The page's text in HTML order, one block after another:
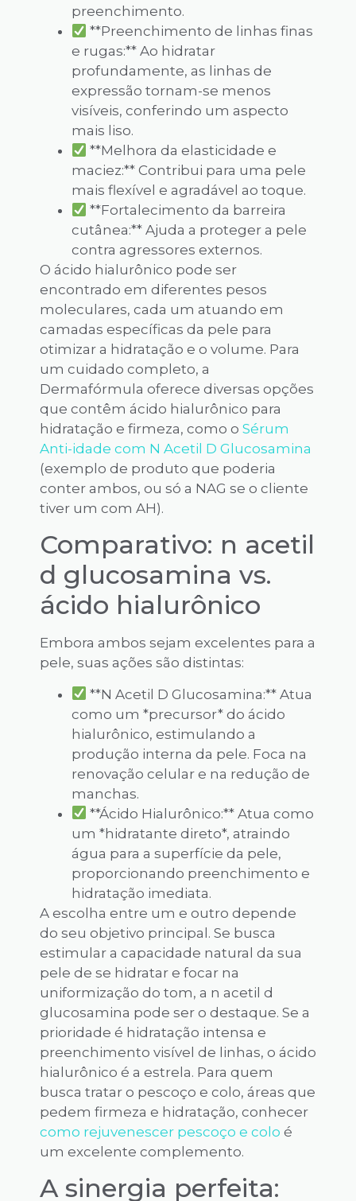
preenchimento.
**Preenchimento de linhas finas
e rugas:** Ao hidratar
profundamente, as linhas de
expressão tornam-se menos
visíveis, conferindo um aspecto
mais liso.
**Melhora da elasticidade e
maciez:** Contribui para uma pele
mais flexível e agradável ao toque.
**Fortalecimento da barreira
cutânea:** Ajuda a proteger a pele
contra agressores externos.
O ácido hialurônico pode ser
encontrado em diferentes pesos
moleculares, cada um atuando em
camadas específicas da pele para
otimizar a hidratação e o volume. Para
um cuidado completo, a
Dermafórmula oferece diversas opções
que contêm ácido hialurônico para
hidratação e firmeza, como o Sérum
Anti-idade com N Acetil D Glucosamina
(exemplo de produto que poderia
conter ambos, ou só a NAG se o cliente
tiver um com AH).
Comparativo: n acetil
d glucosamina vs.
ácido hialurônico
Embora ambos sejam excelentes para a
pele, suas ações são distintas:
**N Acetil D Glucosamina:** Atua
como um *precursor* do ácido
hialurônico, estimulando a
produção interna da pele. Foca na
renovação celular e na redução de
manchas.
**Ácido Hialurônico:** Atua como
um *hidratante direto*, atraindo
água para a superfície da pele,
proporcionando preenchimento e
hidratação imediata.
A escolha entre um e outro depende
do seu objetivo principal. Se busca
estimular a capacidade natural da sua
pele de se hidratar e focar na
uniformização do tom, a n acetil d
glucosamina pode ser o destaque. Se a
prioridade é hidratação intensa e
preenchimento visível de linhas, o ácido
hialurônico é a estrela. Para quem
busca tratar o pescoço e colo, áreas que
pedem firmeza e hidratação, conhecer
como rejuvenescer pescoço e colo é
um excelente complemento.
A sinergia perfeita: